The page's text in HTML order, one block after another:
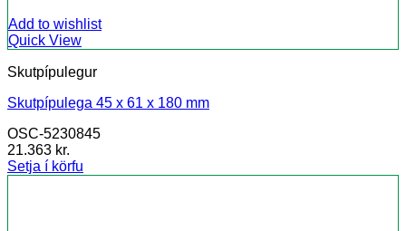
Add to wishlist
Quick View
Skutpípulegur
Skutpípulega 45 x 61 x 180 mm
OSC-5230845
21.363 kr.
Setja í körfu